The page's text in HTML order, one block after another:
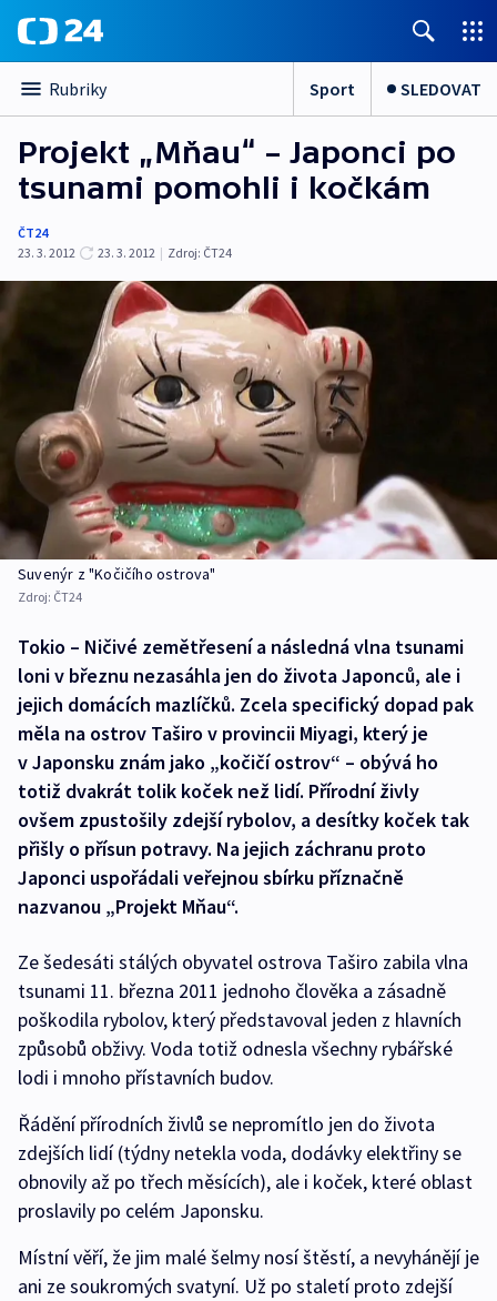
Rubriky Sport SLEDOVAT
Projekt „Mňau“ – Japonci po
tsunami pomohli i kočkám
ČT24
23. 3. 2012
23. 3. 2012 | Zdroj: ČT24
Suvenýr z "Kočičího ostrova"
Zdroj: ČT24
Tokio – Ničivé zemětřesení a následná vlna tsunami
loni v březnu nezasáhla jen do života Japonců, ale i
jejich domácích mazlíčků. Zcela specifický dopad pak
měla na ostrov Taširo v provincii Miyagi, který je
v Japonsku znám jako „kočičí ostrov“ – obývá ho
totiž dvakrát tolik koček než lidí. Přírodní živly
ovšem zpustošily zdejší rybolov, a desítky koček tak
přišly o přísun potravy. Na jejich záchranu proto
Japonci uspořádali veřejnou sbírku příznačně
nazvanou „Projekt Mňau“.
Ze šedesáti stálých obyvatel ostrova Taširo zabila vlna
tsunami 11. března 2011 jednoho člověka a zásadně
poškodila rybolov, který představoval jeden z hlavních
způsobů obživy. Voda totiž odnesla všechny rybářské
lodi i mnoho přístavních budov.
Řádění přírodních živlů se nepromítlo jen do života
zdejších lidí (týdny netekla voda, dodávky elektřiny se
obnovily až po třech měsících), ale i koček, které oblast
proslavily po celém Japonsku.
Místní věří, že jim malé šelmy nosí štěstí, a nevyhánějí je
ani ze soukromých svatyní. Už po staletí proto zdejší